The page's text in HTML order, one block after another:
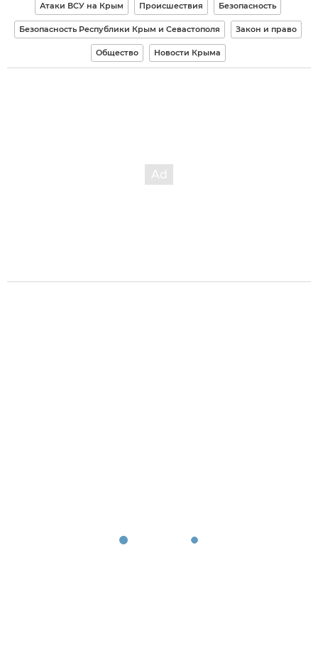
Атаки ВСУ на Крым Происшествия Безопасность
Безопасность Республики Крым и Севастополя Закон и право
Общество Новости Крыма